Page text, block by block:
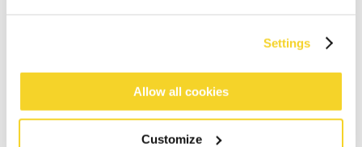
Settings
Allow all cookies
Customize
Beschikbaar in maat S/M and M/L
Halve breedte (plat gemeten) voor maat S/M: 38 cm
Halve breedte (plat gemeten) voor maat M/L: 40 cm